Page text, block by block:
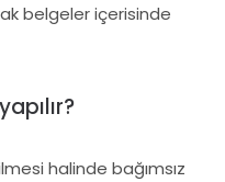
belgeler içerisinde
halinde bağımsız